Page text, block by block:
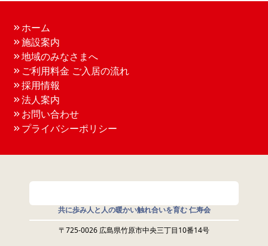
ホーム
施設案内
地域のみなさまへ
ご利用料金 ご入居の流れ
採用情報
法人案内
お問い合わせ
プライバシーポリシー
共に歩み人と人の暖かい触れ合いを育む 仁寿会
〒725-0026 広島県竹原市中央三丁目10番14号